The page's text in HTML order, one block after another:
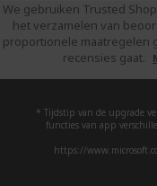
We gebruiken Trusted
het verzamelen van
proportionele maatregelen
recensies gaat.
* Tijdstip van de upgrade
functies van app
https://